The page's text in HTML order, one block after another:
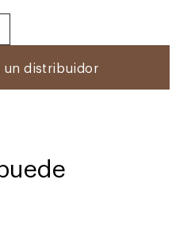
un distribuidor